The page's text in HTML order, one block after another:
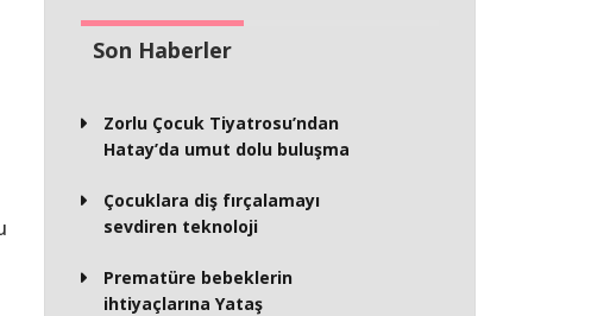
Son Haberler
Zorlu Çocuk Tiyatrosu’ndan
Hatay’da umut dolu buluşma
Çocuklara diş fırçalamayı
sevdiren teknoloji
Prematüre bebeklerin
ihtiyaçlarına Yataş